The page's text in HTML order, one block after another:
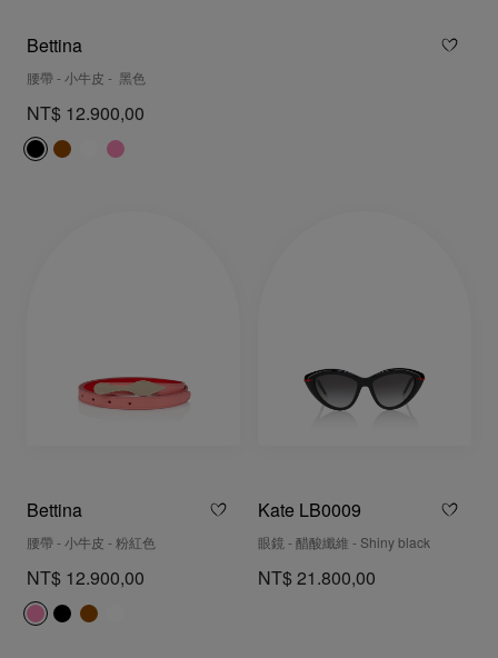
Bettina
腰帶 - 小牛皮 - 黑色
NT$ 12.900,00
Bettina
腰帶 - 小牛皮 - 粉紅色
NT$ 12.900,00
Kate LB0009
眼鏡 - 醋酸纖維 - Shiny black
NT$ 21.800,00